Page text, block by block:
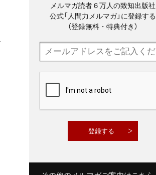
メルマガ読者６万人の致知出版社
公式「人間力メルマガ」に登録する
（登録無料・特典付き）